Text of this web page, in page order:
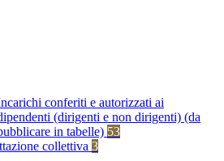
conferiti e autorizzati ai
(dirigenti e non dirigenti) (da
in tabelle) 53
collettiva 3